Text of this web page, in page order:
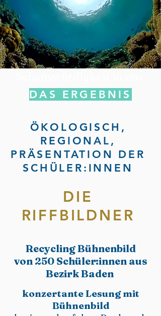
über die
DAS ERGEBNIS
ÖKOLOGISCH,
REGIONAL,
PRÄSENTATION DER
SCHÜLER:INNEN
DIE
RIFFBILDNER
RecyclingBühnenbild
von 250 Schüler:innen aus
Bezirk Baden ​
konzertante Lesung mit
Bühnenbild